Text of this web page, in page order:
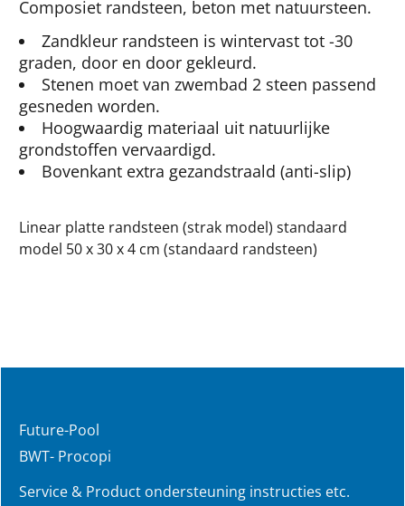
Composiet randsteen, beton met natuursteen.
Zandkleur randsteen is wintervast tot -30
graden, door en door gekleurd.
Stenen moet van zwembad 2 steen passend
gesneden worden.
Hoogwaardig materiaal uit natuurlijke
grondstoffen vervaardigd.
Bovenkant extra gezandstraald (anti-slip)
Linear platte randsteen (strak model) standaard
model 50 x 30 x 4 cm (standaard randsteen)
Future-Pool
BWT- Procopi
Service & Product ondersteuning instructies etc.